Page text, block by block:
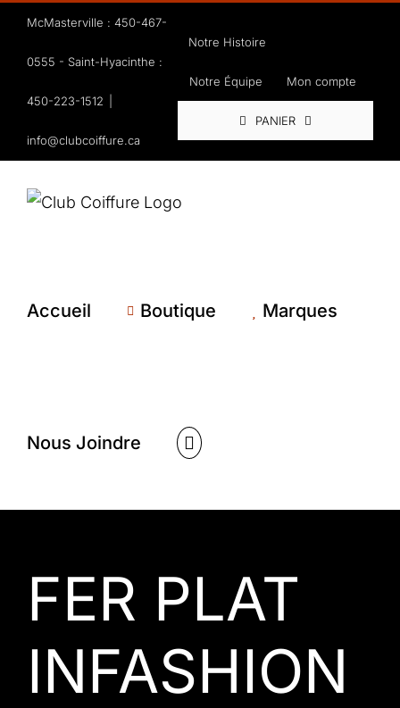
contenu
McMasterville : 450-467-
0555 - Saint-Hyacinthe :
450-223-1512
info@clubcoiffure.ca
Notre Histoire
Notre Équipe Mon compte
PANIER
Accueil Boutique Marques
Nous Joindre
FER PLAT
INFASHION